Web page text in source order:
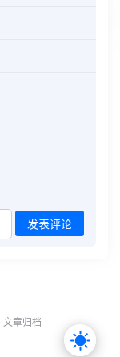
发表评论
文章归档